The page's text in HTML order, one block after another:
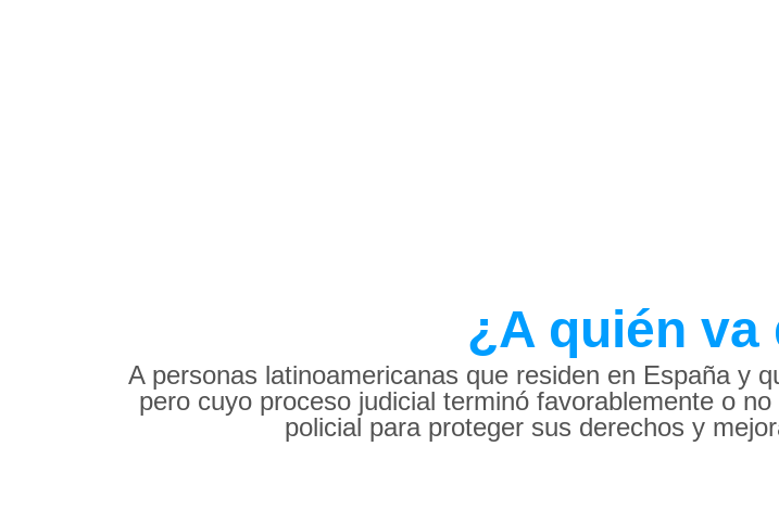
¿A quién
A personas latinoamericanas que residen en España y
pero cuyo proceso judicial terminó favorablemente o
policial para proteger sus derechos y